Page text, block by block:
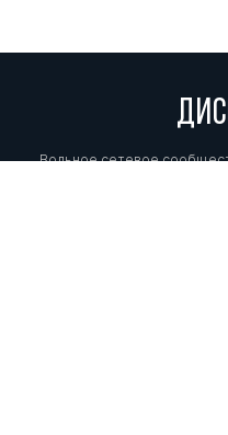
Вольное сетевое